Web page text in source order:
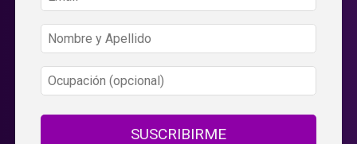
SUSCRIBIRME